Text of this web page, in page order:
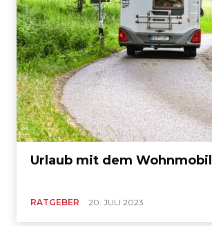
Urlaub mit dem Wohnmobil
RATGEBER 20. JULI 2023